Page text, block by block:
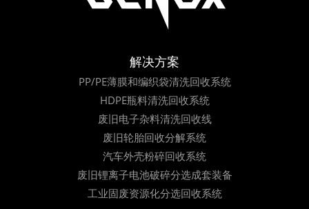
解决方案
PP/PE薄膜和编织袋清洗回收系统
HDPE瓶料清洗回收系统
废旧电子杂料清洗回收线
废旧轮胎回收分解系统
汽车外壳粉碎回收系统
废旧锂离子电池破碎分选成套装备
工业固废资源化分选回收系统